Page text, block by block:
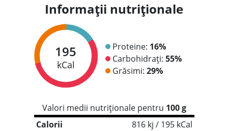
Informații nutriționale
195
kCal
Proteine: 16%
Carbohidrați: 55%
Grăsimi: 29%
Valori medii nutriționale pentru 100 g
Calorii
816 kj / 195 kCal